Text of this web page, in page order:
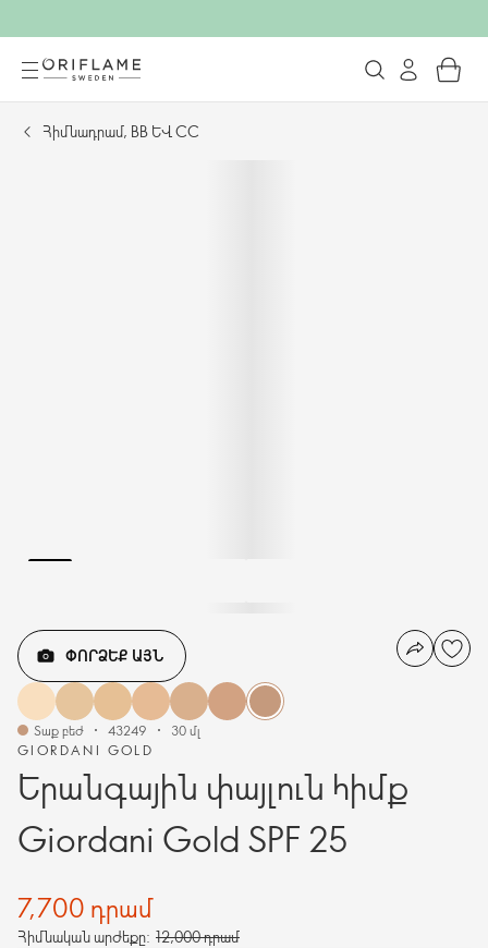
Հիմնադրամ, BB և CC
GIORDANI GOLD
Երանգային փայլուն հիմք
Giordani Gold SPF 25
ՓՈՐՁԵՔ ԱՅՆ
Տաք բեժ 43249 30 մլ
7,700 դրամ
Հիմնական արժեքը: 12,000 դրամ